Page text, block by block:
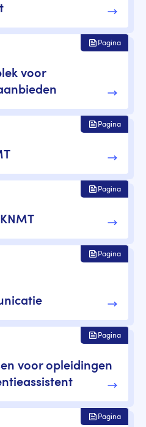
voor
Pagina
Pagina
Pagina
Pagina
voor opleidingen
Pagina
Pagina